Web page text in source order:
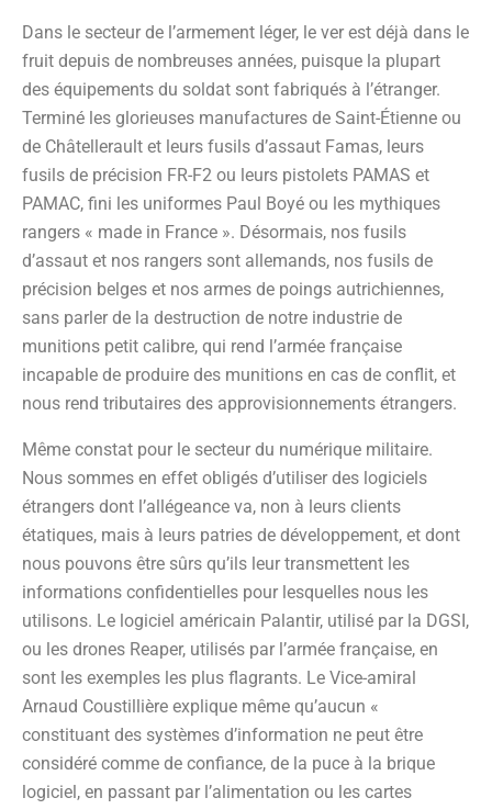
Dans le secteur de l’armement léger, le ver est déjà dans le
fruit depuis de nombreuses années, puisque la plupart
des équipements du soldat sont fabriqués à l’étranger.
Terminé les glorieuses manufactures de Saint-Étienne ou
de Châtellerault et leurs fusils d’assaut Famas, leurs
fusils de précision FR-F2 ou leurs pistolets PAMAS et
PAMAC, fini les uniformes Paul Boyé ou les mythiques
rangers « made in France ». Désormais, nos fusils
d’assaut et nos rangers sont allemands, nos fusils de
précision belges et nos armes de poings autrichiennes,
sans parler de la destruction de notre industrie de
munitions petit calibre, qui rend l’armée française
incapable de produire des munitions en cas de conflit, et
nous rend tributaires des approvisionnements étrangers.
Même constat pour le secteur du numérique militaire.
Nous sommes en effet obligés d’utiliser des logiciels
étrangers dont l’allégeance va, non à leurs clients
étatiques, mais à leurs patries de développement, et dont
nous pouvons être sûrs qu’ils leur transmettent les
informations confidentielles pour lesquelles nous les
utilisons. Le logiciel américain Palantir, utilisé par la DGSI,
ou les drones Reaper, utilisés par l’armée française, en
sont les exemples les plus flagrants. Le Vice-amiral
Arnaud Coustillière explique même qu’aucun «
constituant des systèmes d’information ne peut être
considéré comme de confiance, de la puce à la brique
logiciel, en passant par l’alimentation ou les cartes